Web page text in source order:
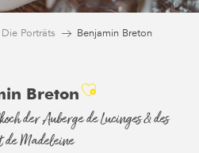
Die Porträts Benjamin Breton
BretonAjouter aux
der Auberge de Lucinges & des
de Madeleine